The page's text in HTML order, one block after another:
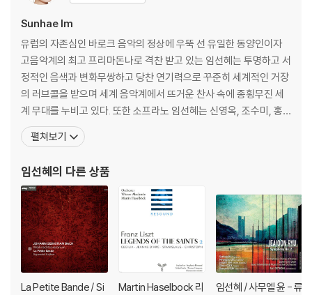
Sunhae Im
유럽의 자존심인 바로크 음악의 정상에 우뚝 선 유일한 동양인이자
고음악계의 최고 프리마돈나로 격찬 받고 있는 임선혜는 투명하고 서
정적인 음색과 변화무쌍하고 당찬 연기력으로 꾸준히 세계적인 거장
의 러브콜을 받으며 세계 음악계에서 뜨거운 찬사 속에 종횡무진 세
계 무대를 누비고 있다. 또한 소프라노 임선혜는 신영옥, 조수미, 홍
혜경에 이어 한국을 빛낼 세계적인 소프라노로 기대를 모으고 있다.
특별히 유럽 무대에서 거침없는 행보를 보이고 있는 소프라노 임선혜
류처(DAAD) 장학생으로 칼스루에 국립음대(롤란드
펼쳐보기
임선혜의 다른 상품
La Petite Bande / Si
Martin Haselbock 리
임선혜 / 사무엘 윤 - 류